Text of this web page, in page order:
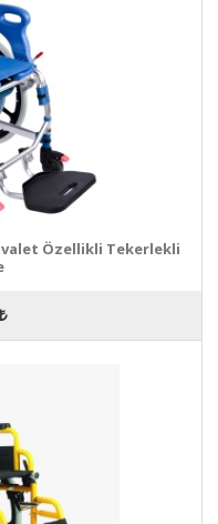
Özellikli Tekerlekli